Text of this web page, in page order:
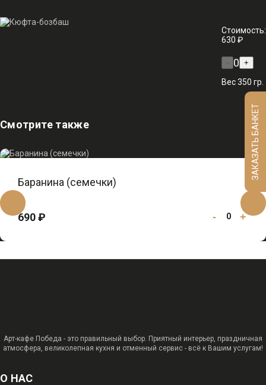
Стоимость:
630 ₽
- 0 +
Вес 350 гр.
Смотрите также
Баранина (семечки)
690 ₽ - 0 +
Арт-кафе Победа - это правильный выбор. Приятный интерьер, праздничная
атмосфера, великолепная кухня и отменный сервис - всё к Вашим услугам!
О НАС
ЗАКАЗАТЬ БАНКЕТ